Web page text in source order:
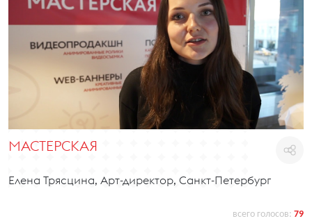
МАСТЕРСКАЯ
Елена Трясцина, Арт-директор, Санкт-Петербург
всего голосов: 79